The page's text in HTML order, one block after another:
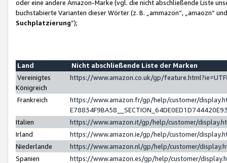
oder eine andere Amazon-Marke (vgl. die nicht abschließende Liste
buchstabierte Varianten dieser Wörter (z. B. „ammazon“, „amaozn“
Suchplatzierung”);
Land
Nicht abschließende Liste der Marken
Vereinigtes
Königreich
https://www.amazon.co.uk/gp/
Frankreich
https://www.amazon.fr/gp/help/customer/
Italien
https://www.amazon.it/gp/help/customer/
Irland
https://www.amazon.ie/gp/help/customer/
Niederlande
https://www.amazon.nl/gp/help/customer/
Spanien
https://www.amazon.es/gp/help/customer/